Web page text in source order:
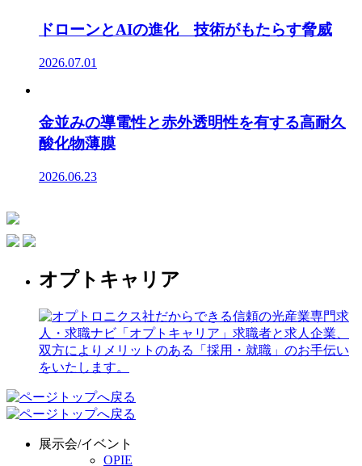
ドローンとAIの進化 技術がもたらす脅威
2026.07.01
金並みの導電性と赤外透明性を有する高耐久
酸化物薄膜
2026.06.23
オプトキャリア
展示会/イベント
OPIE